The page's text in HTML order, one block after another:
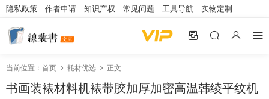
隐私政策 作者申请 知识产权 常见问题 工具导航 实物定制
当前位置： 首页 耗材优选 正文
书画装裱材料机裱带胶加厚加密高温韩绫平纹机